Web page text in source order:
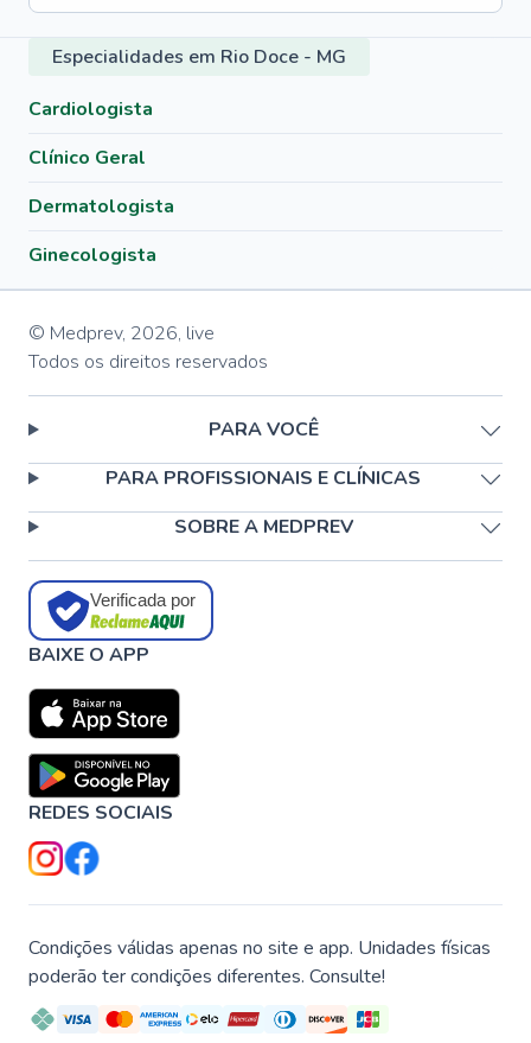
Especialidades em Rio Doce - MG
Cardiologista
Clínico Geral
Dermatologista
Ginecologista
© Medprev, 2026, live
Todos os direitos reservados
PARA VOCÊ
PARA PROFISSIONAIS E CLÍNICAS
SOBRE A MEDPREV
Verificada por
BAIXE O APP
REDES SOCIAIS
Condições válidas apenas no site e app. Unidades físicas
poderão ter condições diferentes. Consulte!